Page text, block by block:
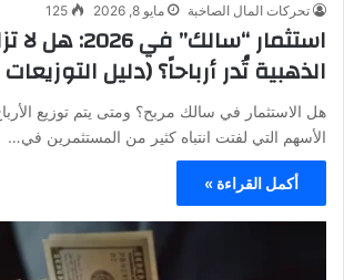
تحركات المال الصاخبة مايو 8, 2026 125
استثمار “سالك”
الذهبية تُدر أرباحاً؟ (دليل
هل الاستثمار في سالك مربح؟ ومتى يتم توزيع
الأسهم التي لفتت انتباه كثير من المستثمرين في…
أكمل القراءة »